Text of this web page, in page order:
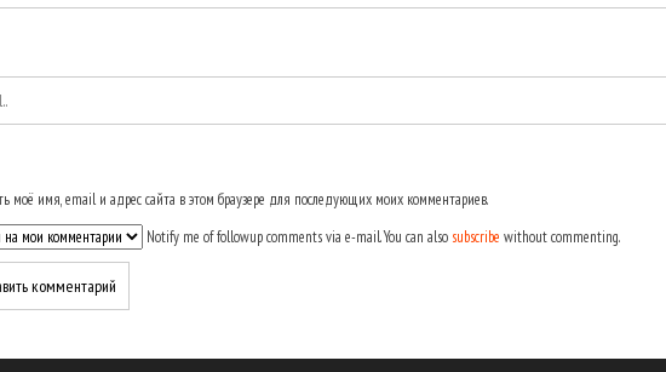
моё имя, email и адрес сайта в этом браузере для последующих моих комментариев.
Notify me of followup comments via e-mail. You can also subscribe without commenting.